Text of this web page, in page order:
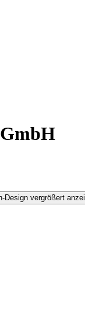
Design vergrößert